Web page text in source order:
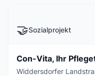
🤝Sozialprojekt
Con-Vita, Ihr
Widdersdorfer